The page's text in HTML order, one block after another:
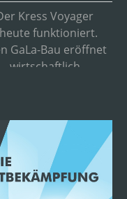
Kress Voyager
funktioniert.
GaLa-Bau eröffnet
wirtschaftlich,